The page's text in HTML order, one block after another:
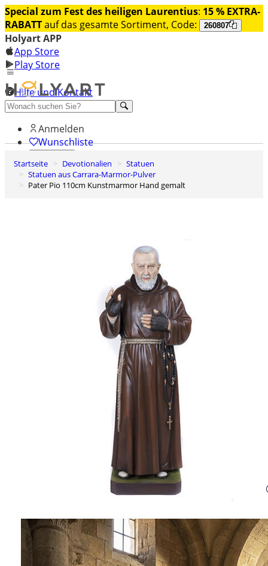
Special zum Fest des heiligen Laurentius: 15 % EXTRA-
RABATTauf das gesamte Sortiment, Code: 260807
Holyart APP
App Store
Play Store
Hilfe und Kontakt
Entdecken Sie Premium
Anmelden
Wunschliste
0
Warenkorb
Startseite Devotionalien
Statuen
Statuen aus Carrara-Marmor-Pulver
Pater Pio 110cm Kunstmarmor Hand gemalt